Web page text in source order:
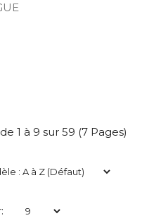
1 à 9 sur 59 (7 Pages)